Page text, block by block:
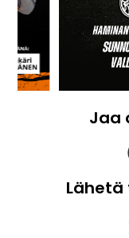
Jaa